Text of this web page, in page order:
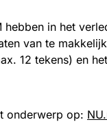
hebben in het
van te
12 tekens) en
onderwerp op: